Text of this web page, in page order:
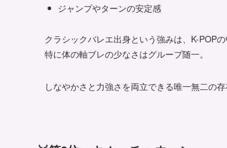
ジャンプやターンの安定感
クラシックバレエ出身という強みは、K-POP
特に体の軸ブレの少なさはグループ随一。
しなやかさと力強さを両立できる唯一無二の